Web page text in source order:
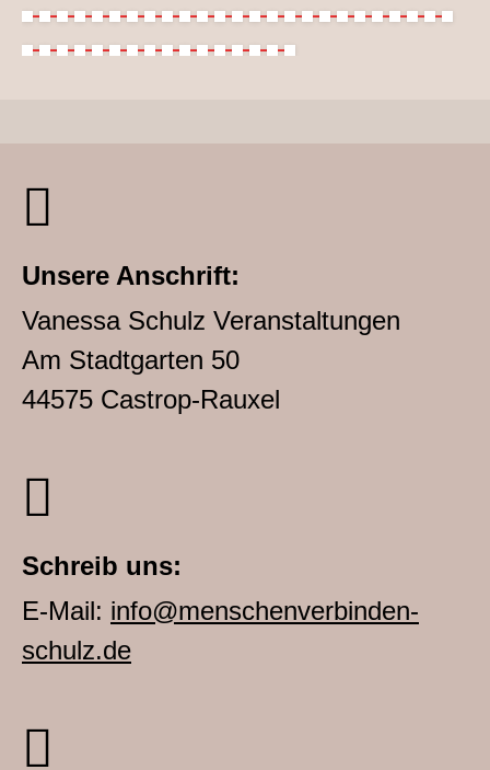
Unsere Anschrift:
Vanessa Schulz Veranstaltungen
Am Stadtgarten 50
44575 Castrop-Rauxel
Schreib uns:
E-Mail: info@menschenverbinden-
schulz.de